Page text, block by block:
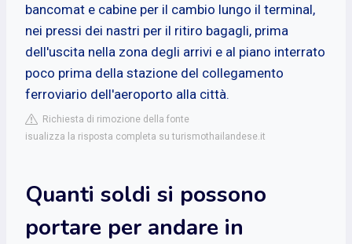
bancomat e cabine per il cambio lungo il terminal,
nei pressi dei nastri per il ritiro bagagli, prima
dell'uscita nella zona degli arrivi e al piano interrato
poco prima della stazione del collegamento
ferroviario dell'aeroporto alla città.
Richiesta di rimozione della fonte
isualizza la risposta completa su turismothailandese.it
Quanti soldi si possono
portare per andare in